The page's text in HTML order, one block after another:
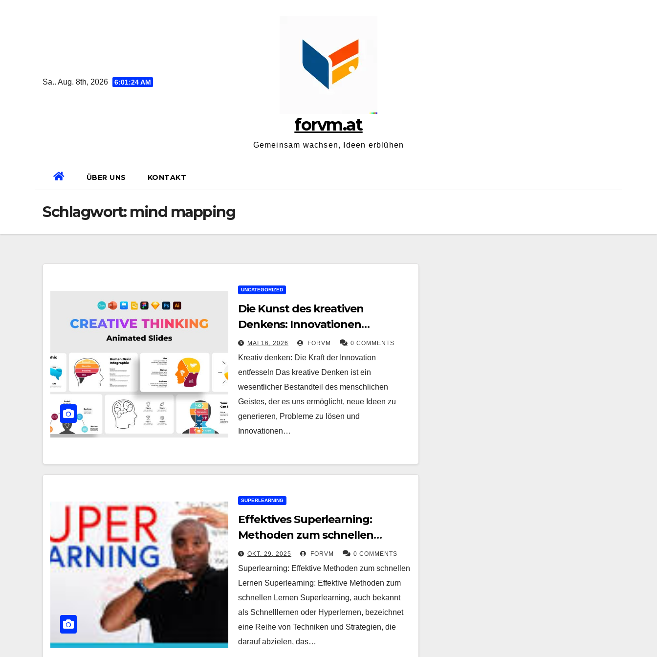
Sa.. Aug. 8th, 2026 6:01:25 AM
forvm.at
Gemeinsam wachsen, Ideen erblühen
ÜBER UNS KONTAKT
Schlagwort: mind mapping
UNCATEGORIZED
Die Kunst des kreativen
Denkens: Innovationen
hervorbringen und Grenzen
überwinden
MAI 16, 2026 FORVM 0 COMMENTS
Kreativ denken: Die Kraft der Innovation
entfesseln Das kreative Denken ist ein
wesentlicher Bestandteil des menschlichen
Geistes, der es uns ermöglicht, neue Ideen zu
generieren, Probleme zu lösen und
Innovationen…
SUPERLEARNING
Effektives Superlearning:
Methoden zum schnellen
Wissenserwerb
OKT. 29, 2025 FORVM 0 COMMENTS
Superlearning: Effektive Methoden zum schnellen
Lernen Superlearning: Effektive Methoden zum
schnellen Lernen Superlearning, auch bekannt
als Schnelllernen oder Hyperlernen, bezeichnet
eine Reihe von Techniken und Strategien, die
darauf abzielen, das…